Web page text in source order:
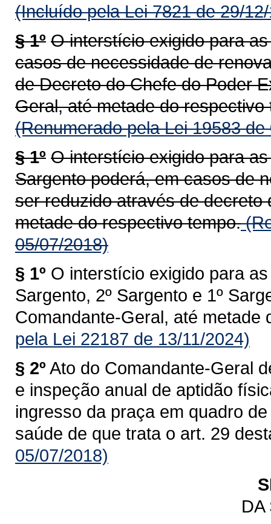
(Incluído pela Lei 7821 de 29/
§ 1º O interstício exigido para
casos de necessidade de
de Decreto do Chefe do Poder
Geral, até metade do respectivo
(Renumerado pela Lei 19583 de
§ 1º O interstício exigido para
Sargento poderá, em casos de
ser reduzido através de
metade do respectivo tempo.
05/07/2018)
§ 1º O interstício exigido para
Sargento, 2º Sargento e 1º
Comandante-Geral, até metade
pela Lei 22187 de 13/11/2024)
§ 2º Ato do Comandante-Geral
e inspeção anual de aptidão
ingresso da praça em quadro
saúde de que trata o art. 29
05/07/2018)
DA